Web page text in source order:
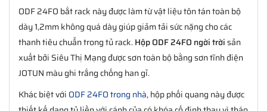
ODF 24FO bắt rack này được làm từ vật liệu tôn tán toàn bộ
dày 1,2mm không quá dày giúp giảm tải sức nặng cho các
thanh tiêu chuẩn trong tủ rack.Hộp ODF 24FO ngời trờisản
xuất bởi Siêu Thị Mạng được sơn toàn bộ bằng sơn tĩnh điện
JOTUN màu ghi trắng chống han gỉ.
Khác biệt với ODF 24FO trong nhà, hộp phối quang này được